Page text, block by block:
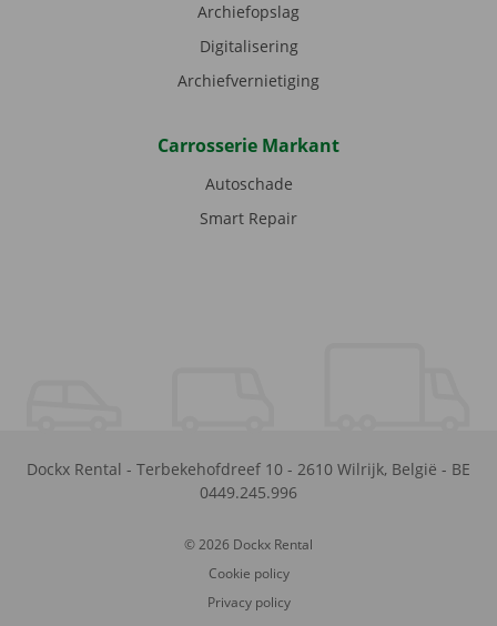
Archiefopslag
Digitalisering
Archiefvernietiging
Carrosserie Markant
Autoschade
Smart Repair
Dockx Rental - Terbekehofdreef 10 - 2610 Wilrijk, België - BE
0449.245.996
© 2026 Dockx Rental
Cookie policy
Privacy policy